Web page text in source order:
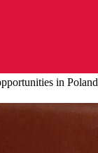
in Poland